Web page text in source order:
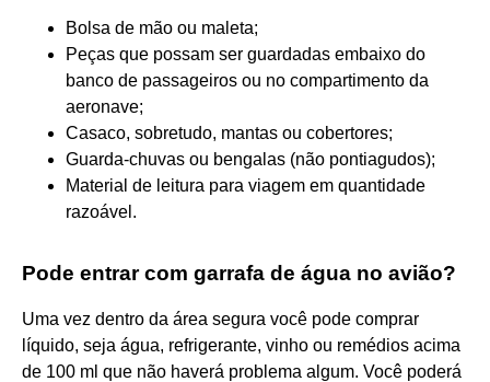
Bolsa de mão ou maleta;
Peças que possam ser guardadas embaixo do
banco de passageiros ou no compartimento da
aeronave;
Casaco, sobretudo, mantas ou cobertores;
Guarda-chuvas ou bengalas (não pontiagudos);
Material de leitura para viagem em quantidade
razoável.
Pode entrar com garrafa de água no avião?
Uma vez dentro da área segura você pode comprar
líquido, seja água, refrigerante, vinho ou remédios acima
de 100 ml que não haverá problema algum. Você poderá